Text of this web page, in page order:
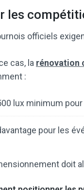
les
officiels
cas, la rénovation
:
lux minimum
pour les
doit